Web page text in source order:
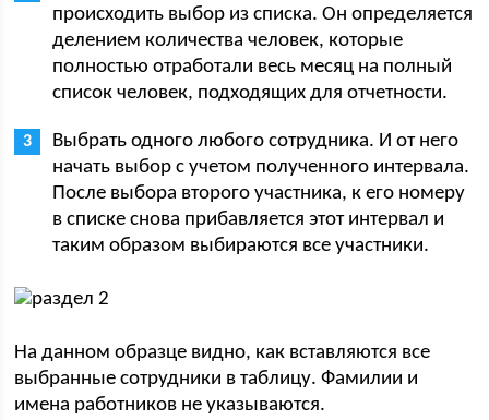
происходить выбор из списка. Он определяется
делением количества человек, которые
полностью отработали весь месяц на полный
список человек, подходящих для отчетности.
Выбрать одного любого сотрудника. И от него
начать выбор с учетом полученного интервала.
После выбора второго участника, к его номеру
в списке снова прибавляется этот интервал и
таким образом выбираются все участники.
На данном образце видно, как вставляются все
выбранные сотрудники в таблицу. Фамилии и
имена работников не указываются.